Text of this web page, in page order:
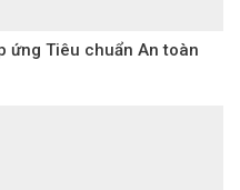
ứng Tiêu chuẩn An toàn